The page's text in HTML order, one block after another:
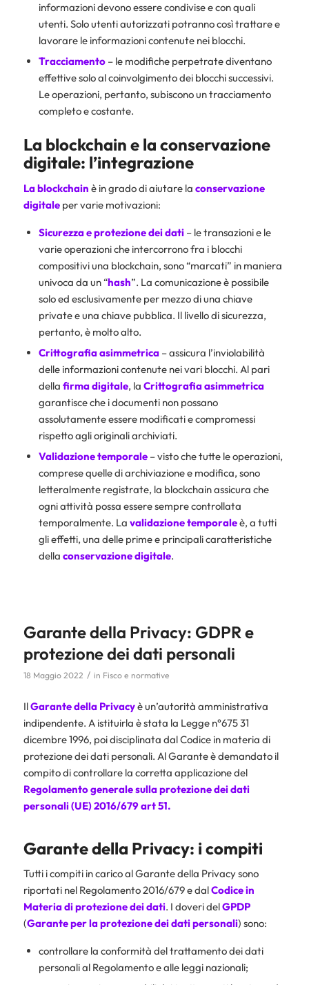
informazioni devono essere condivise e con quali
utenti. Solo utenti autorizzati potranno così trattare e
lavorare le informazioni contenute nei blocchi.
Tracciamento– le modifiche perpetrate diventano
effettive solo al coinvolgimento dei blocchi successivi.
Le operazioni, pertanto, subiscono un tracciamento
completo e costante.
La blockchain e la conservazione
digitale: l’integrazione
La blockchain è in grado di aiutare la conservazione
digitaleper varie motivazioni:
Sicurezza e protezione dei dati– le transazioni e le
varie operazioni che intercorrono fra i blocchi
compositivi una blockchain, sono “marcati” in maniera
univoca da un “hash”. La comunicazione è possibile
solo ed esclusivamente per mezzo di una chiave
private e una chiave pubblica. Il livello di sicurezza,
pertanto, è molto alto.
Crittografia asimmetrica– assicura l’inviolabilità
delle informazioni contenute nei vari blocchi. Al pari
della firma digitale, la Crittografia asimmetrica
garantisce che i documenti non possano
assolutamente essere modificati e compromessi
rispetto agli originali archiviati.
Validazione temporale– visto che tutte le operazioni,
comprese quelle di archiviazione e modifica, sono
letteralmente registrate, la blockchain assicura che
ogni attività possa essere sempre controllata
temporalmente. La validazione temporaleè, a tutti
gli effetti, una delle prime e principali caratteristiche
della conservazione digitale.
Garante della Privacy: GDPR e
protezione dei dati personali
18 Maggio 2022 / in Fisco e normative
IlGarante della Privacyè un’autorità amministrativa
indipendente. A istituirla è stata la Legge n°675 31
dicembre 1996, poi disciplinata dal Codice in materia di
protezione dei dati personali. Al Garante è demandato il
compito di controllare la corretta applicazione del
Regolamento generale sulla protezione dei dati
personali (UE) 2016/679art 51.
Garante della Privacy: i compiti
Tutti i compiti in carico al Garante della Privacy sono
riportati nel Regolamento 2016/679 e dalCodice in
Materia di protezione dei dati. I doveri delGPDP
(Garante per la protezione dei dati personali) sono:
controllare la conformità del trattamento dei dati
personali al Regolamento e alle leggi nazionali;